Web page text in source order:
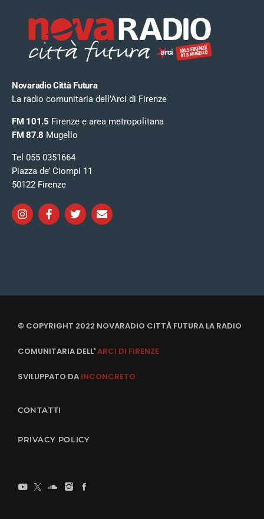
Novaradio Città Futura
La radio comunitaria dell’Arci di Firenze
FM 101.5 Firenze e area metropolitana
FM 87.8 Mugello
Tel 055 0351664
Piazza de’ Ciompi 11
50122 Firenze
© COPYRIGHT 2022 NOVARADIO CITTÀ FUTURA LA RADIO
COMUNITARIA DELL'ARCI DI FIRENZE
SVILUPPATO DA INCONCRETO
CONTATTI
PRIVACY POLICY